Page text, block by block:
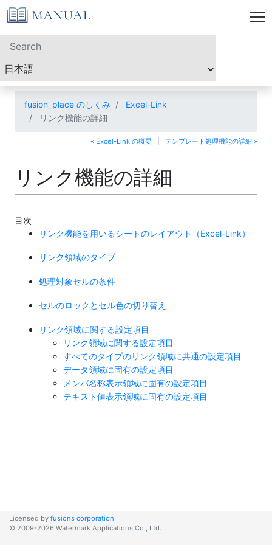
fusion_place のしくみ
Excel-Link
リンク機能の詳細
« Excel-Link の概要 テンプレート処理機能の詳細 »
リンク機能の詳細
目次
リンク機能を用いるシートのレイアウト（Excel-Link）
リンク領域のタイプ
処理対象セルの条件
セルのロックとセル色の切り替え
リンク領域に関する設定項目
リンク領域に関する設定項目
すべてのタイプのリンク領域に共通の設定項目
データ領域に固有の設定項目
メンバ名称表示領域に固有の設定項目
テキスト値表示領域に固有の設定項目
Licensed by fusions corporation
© 2009-2026 Watermark Applications Co., Ltd.